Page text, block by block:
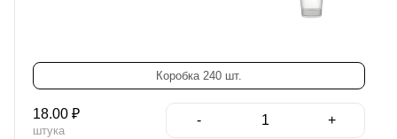
Коробка 240 шт.
18.00 ₽
штука
- +